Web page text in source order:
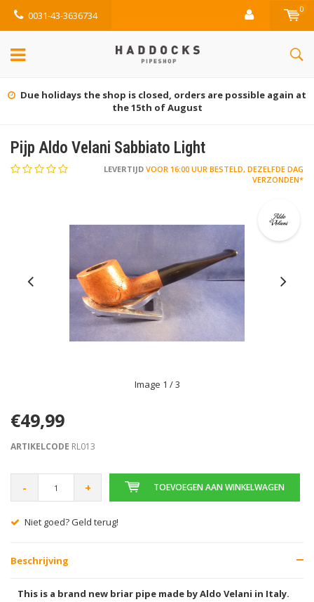
0031-43-3636734 0
again at Gratis retourneren (NL)
Pijp Aldo Velani Sabbiato Light
LEVERTIJD VOOR 16:00 UUR BESTELD, DEZELFDE DAG
VERZONDEN*
Image 1 / 3
€49,99
ARTIKELCODE RL013
- + TOEVOEGEN AAN WINKELWAGEN
Gratis verzending vanaf € 75,00
Beschrijving
This is a brand new briar pipe made by Aldo Velani in Italy.